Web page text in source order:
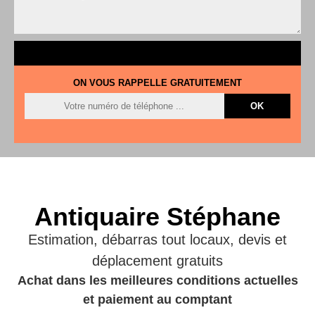
ON VOUS RAPPELLE GRATUITEMENT
Antiquaire Stéphane
Estimation, débarras tout locaux, devis et
déplacement gratuits
Achat dans les meilleures conditions actuelles
et paiement au comptant